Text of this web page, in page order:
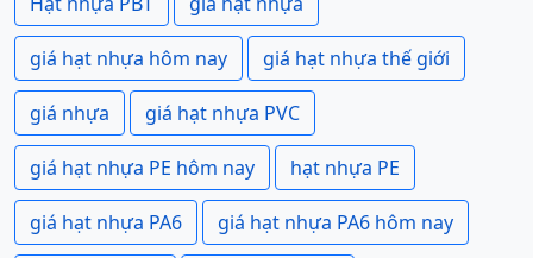
giá hạt nhựa hôm nay giá hạt nhựa thế giới
giá nhựa giá hạt nhựa PVC
giá hạt nhựa PE hôm nay hạt nhựa PE
giá hạt nhựa PA6 giá hạt nhựa PA6 hôm nay